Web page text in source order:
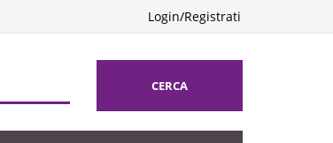
Login/Registrati
CERCA